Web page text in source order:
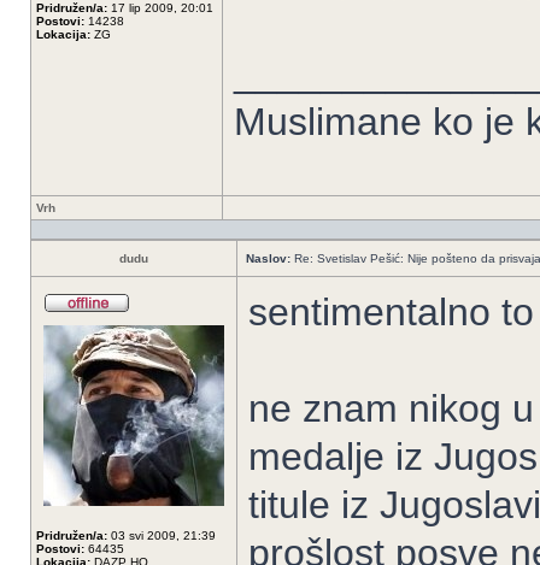
Pridružen/a: 17 lip 2009, 20:01
Postovi: 14238
Lokacija: ZG
Muslimane ko je
Vrh
dudu Naslov: Re: Svetislav Pešić: Nije pošteno da
Pridružen/a: 03 svi 2009, 21:39
Postovi: 64435
Lokacija: DAZP HQ
sentimentalno
ne znam nikog
medalje iz
titule iz
prošlost posve